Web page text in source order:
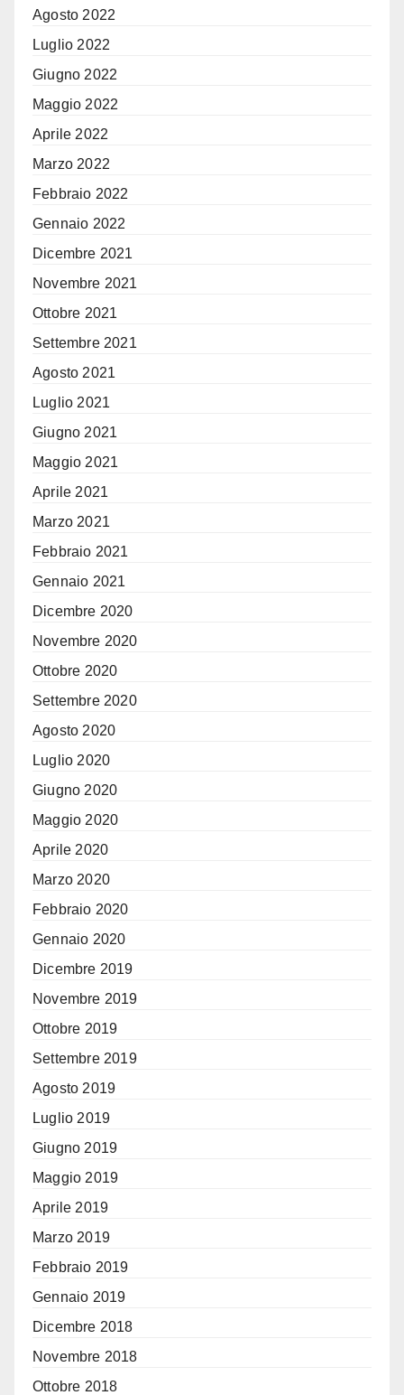
Agosto 2022
Luglio 2022
Giugno 2022
Maggio 2022
Aprile 2022
Marzo 2022
Febbraio 2022
Gennaio 2022
Dicembre 2021
Novembre 2021
Ottobre 2021
Settembre 2021
Agosto 2021
Luglio 2021
Giugno 2021
Maggio 2021
Aprile 2021
Marzo 2021
Febbraio 2021
Gennaio 2021
Dicembre 2020
Novembre 2020
Ottobre 2020
Settembre 2020
Agosto 2020
Luglio 2020
Giugno 2020
Maggio 2020
Aprile 2020
Marzo 2020
Febbraio 2020
Gennaio 2020
Dicembre 2019
Novembre 2019
Ottobre 2019
Settembre 2019
Agosto 2019
Luglio 2019
Giugno 2019
Maggio 2019
Aprile 2019
Marzo 2019
Febbraio 2019
Gennaio 2019
Dicembre 2018
Novembre 2018
Ottobre 2018